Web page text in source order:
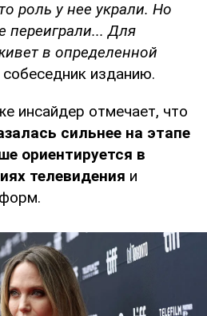
роль у нее украли. Но
переиграли... Для
в определенной
изданию.
инсайдер отмечает, что
сильнее на этапе
ориентируется в
телевидения и